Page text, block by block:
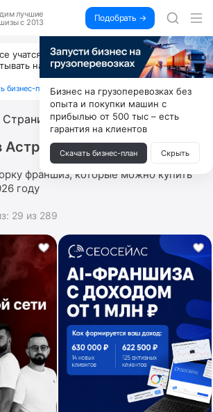
лучшие
с 2013
Подобрать →
учатся пользоваться ИИ, вы можете
на их обучении по 500 тыс. каждый
бизнес-план ↓
Страница 2
франшиз, которые можно купить
году
29 из 289
Бизнес на грузоперевозках без
опыта и покупки машин с
прибылью от 500 тыс – есть
гарантия на клиентов
Скачать бизнес-план Скрыть